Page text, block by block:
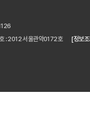
: 2012 서울관악0172호
[정보